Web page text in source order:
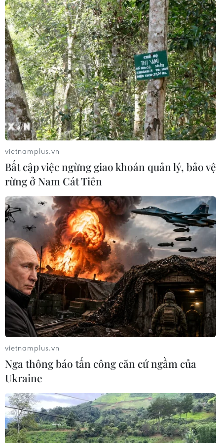
vietnamplus.vn
Bất cập việc ngừng giao khoán quản lý, bảo vệ
rừng ở Nam Cát Tiên
vietnamplus.vn
Nga thông báo tấn công căn cứ ngầm của
Ukraine